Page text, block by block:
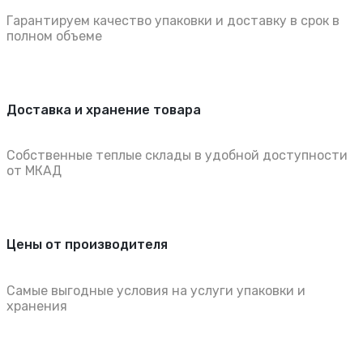
Гарантируем качество упаковки и доставку в срок в
полном объеме
Доставка и хранение товара
Собственные теплые склады в удобной доступности
от МКАД
Цены от производителя
Самые выгодные условия на услуги упаковки и
хранения